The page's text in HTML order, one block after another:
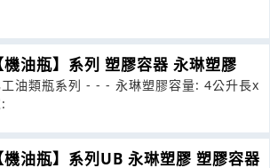
機油瓶】系列 塑膠容器 永琳塑膠
油類瓶系列 - - - 永琳塑膠容量: 4公升長x
機油瓶】系列UB 永琳塑膠 塑膠容器